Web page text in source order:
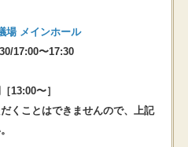
場 メインホール
17:00〜17:30
13:00〜］
くことはできませんので、上記